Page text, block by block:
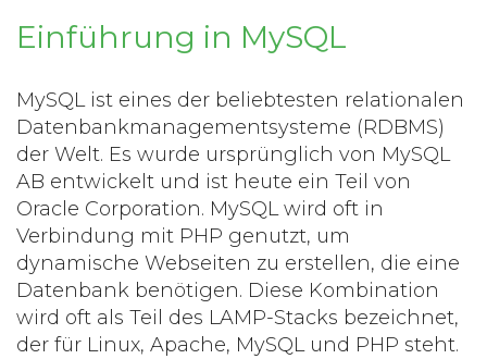
Einführung in MySQL
MySQL ist eines der beliebtesten relationalen
Datenbankmanagementsysteme (RDBMS)
der Welt. Es wurde ursprünglich von MySQL
AB entwickelt und ist heute ein Teil von
Oracle Corporation. MySQL wird oft in
Verbindung mit PHP genutzt, um
dynamische Webseiten zu erstellen, die eine
Datenbank benötigen. Diese Kombination
wird oft als Teil des LAMP-Stacks bezeichnet,
der für Linux, Apache, MySQL und PHP steht.